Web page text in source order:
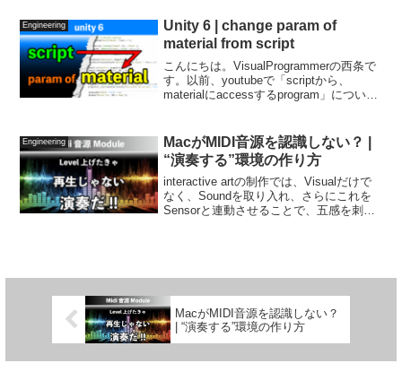
interactionは、長押しによる、KeyRepeat
ではないでしょうか。今回は、こちらの
設計から、実装まで、を動画にまとめて
おきます。
Engineering
Unity 6 | change param of
material from script
こんにちは。VisualProgrammerの西条で
す。以前、youtubeで「scriptから、
materialにaccessするprogram」について
Engineering
MacがMIDI音源を認識しない？ |
“演奏する”環境の作り方
interactive artの制作では、Visualだけで
なく、Soundを取り入れ、さらにこれを
Sensorと連動させることで、五感を刺激
MacがMIDI音源を認識しない？
| “演奏する”環境の作り方